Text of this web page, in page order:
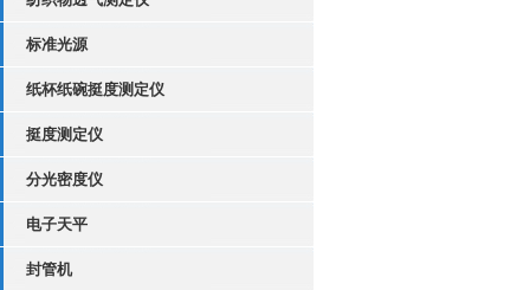
标准光源
纸杯纸碗挺度测定仪
挺度测定仪
分光密度仪
电子天平
封管机